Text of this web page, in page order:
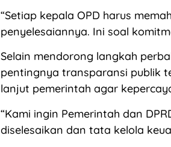
“Setiap kepala OPD harus
penyelesaiannya. Ini soal
Selain mendorong langkah
pentingnya transparansi publik
lanjut pemerintah agar
“Kami ingin Pemerintah dan
diselesaikan dan tata kelola